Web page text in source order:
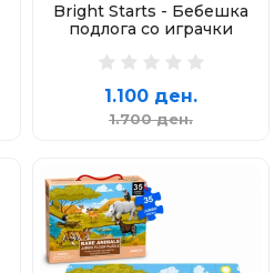
Bright Starts - Бебешка
подлога со играчки
1.100 ден.
1.700 ден.